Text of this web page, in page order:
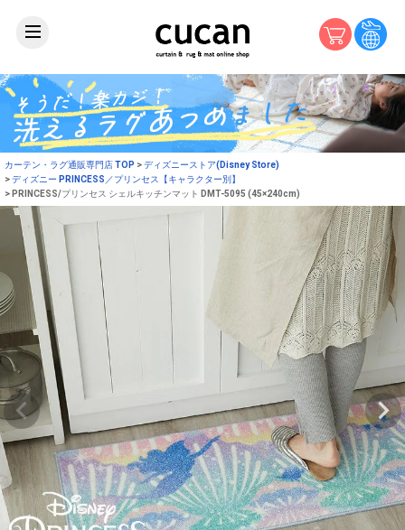
カーテン・ラグ通販専門店 TOP
ディズニーストア(Disney Store)
ディズニー PRINCESS／プリンセス【キャラクター別】
PRINCESS/プリンセス シェルキッチンマット DMT-5095 (45×240cm)